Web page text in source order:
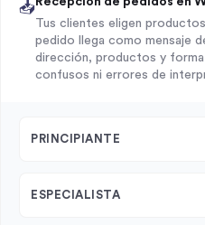
📥
Tus clientes eligen
pedido llega como mensaje
dirección, productos y forma
confusos ni errores de
PRINCIPIANTE
ESPECIALISTA